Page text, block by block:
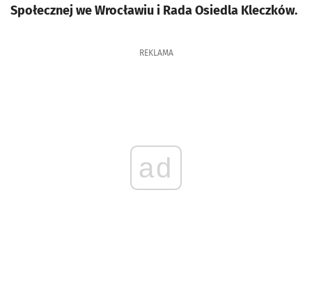
Społecznej we Wrocławiu i Rada Osiedla Kleczków.
REKLAMA
ad